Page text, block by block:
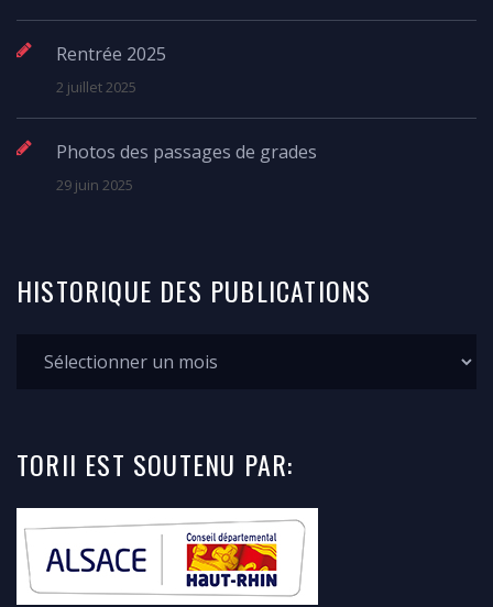
Rentrée 2025
2 juillet 2025
Photos des passages de grades
29 juin 2025
HISTORIQUE DES PUBLICATIONS
TORII EST SOUTENU PAR: